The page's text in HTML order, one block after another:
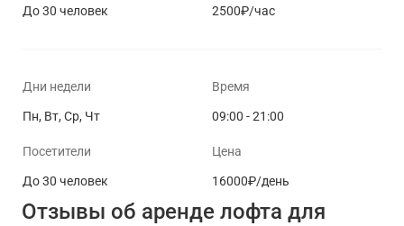
До 30 человек 2500₽/час
Дни недели
Пн, Вт, Ср, Чт
Время
09:00 - 21:00
Посетители
До 30 человек
Цена
16000₽/день
Отзывы об аренде лофта для